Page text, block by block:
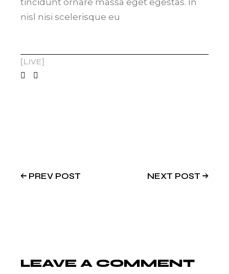
tincidunt ornare massa eget egestas. In
nisl nisi scelerisque eu
LIVE
PREV POST NEXT POST
LEAVE A COMMENT